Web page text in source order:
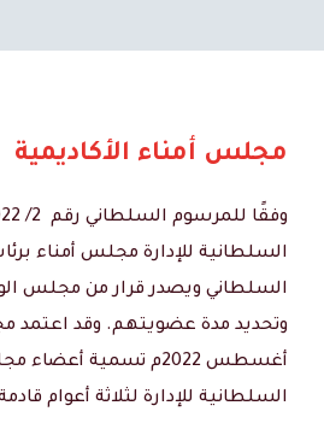
مجلس أمناء الأكاديمية
السلطانية للإدارة مجلس أمناء
السلطاني ويصدر قرار من مجلس
وتحديد مدة عضويتهم. وقد اعتمد
أغسطس 2022م تسمية
السلطانية للإدارة لثلاثة أعوام